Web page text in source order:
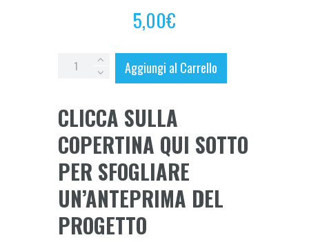
5,00€
EDUCAMAT
-
Esercizi
di
Matematica
quantity
Aggiungi al Carrello
CLICCA SULLA
COPERTINA QUI SOTTO
PER SFOGLIARE
UN’ANTEPRIMA DEL
PROGETTO